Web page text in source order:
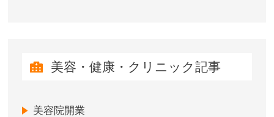
美容・健康・クリニック記事
美容院開業